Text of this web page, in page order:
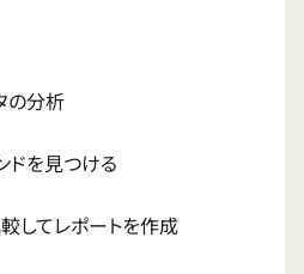
の分析
ドを見つける
してレポートを作成